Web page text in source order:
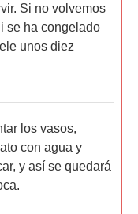
Si no volvemos
se ha congelado
unos diez
los vasos,
con agua y
y así se quedará